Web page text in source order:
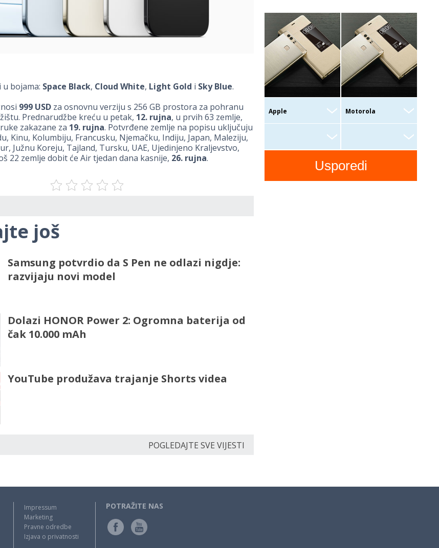
u bojama: Space Black, Cloud White, Light Gold i Sky Blue.
999 USDza osnovnu verziju s 256 GB prostora za pohranu
Prednarudžbe kreću u petak, 12. rujna, u prvih 63 zemlje,
zakazane za 19. rujna. Potvrđene zemlje na popisu uključuju
Kinu, Kolumbiju, Francusku, Njemačku, Indiju, Japan, Maleziju,
Južnu Koreju, Tajland, Tursku, UAE, Ujedinjeno Kraljevstvo,
22 zemlje dobit će Air tjedan dana kasnije, 26. rujna.
još
Samsung potvrdio da S Pen ne odlazi nigdje:
razvijaju novi model
Dolazi HONOR Power 2: Ogromna baterija od
čak 10.000 mAh
YouTube produžava trajanje Shorts videa
POGLEDAJTE SVE VIJESTI
Impressum
Marketing
Pravne odredbe
Izjava o privatnosti
POTRAŽITE NAS